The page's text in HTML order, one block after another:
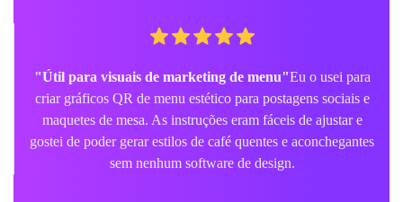
"Útil para visuais de marketing de menu"Eu o usei para
criar gráficos QR de menu estético para postagens sociais e
maquetes de mesa. As instruções eram fáceis de ajustar e
gostei de poder gerar estilos de café quentes e aconchegantes
sem nenhum software de design.